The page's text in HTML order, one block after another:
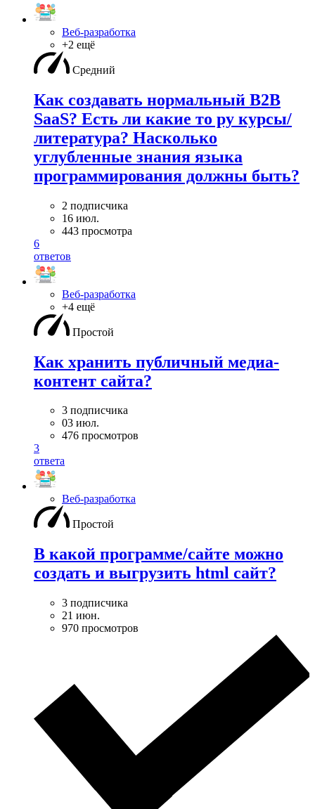
Веб-разработка
+2 ещё
Средний
Как создавать нормальный B2B
SaaS? Есть ли какие то ру курсы/
литература? Насколько
углубленные знания языка
программирования должны быть?
2 подписчика
16 июл.
443 просмотра
6
ответов
Веб-разработка
+4 ещё
Простой
Как хранить публичный медиа-
контент сайта?
3 подписчика
03 июл.
476 просмотров
3
ответа
Веб-разработка
Простой
В какой программе/сайте можно
создать и выгрузить html сайт?
3 подписчика
21 июн.
970 просмотров